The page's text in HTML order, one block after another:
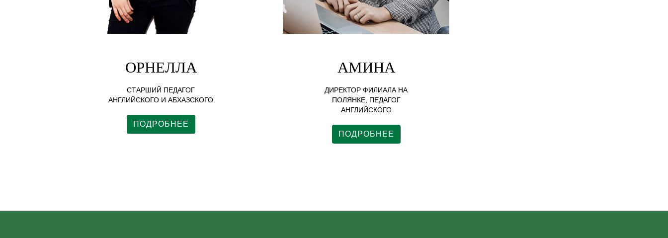
ОРНЕЛЛА
СТАРШИЙ ПЕДАГОГ
АНГЛИЙСКОГО И АБХАЗСКОГО
ПОДРОБНЕЕ
АМИНА
ДИРЕКТОР ФИЛИАЛА НА
ПОЛЯНКЕ, ПЕДАГОГ
АНГЛИЙСКОГО
ПОДРОБНЕЕ